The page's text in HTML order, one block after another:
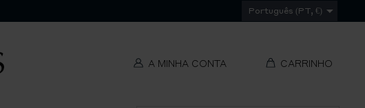
Português (PT, €)
A MINHA CONTA CARRINHO